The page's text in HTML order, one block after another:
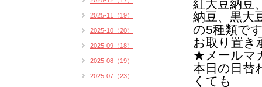
紅大豆納豆
納豆、黒大
の5種類で
お取り置き
★メールマ
本日の日替
くても
2025-11（19）
2025-10（20）
2025-09（18）
2025-08（19）
2025-07（23）